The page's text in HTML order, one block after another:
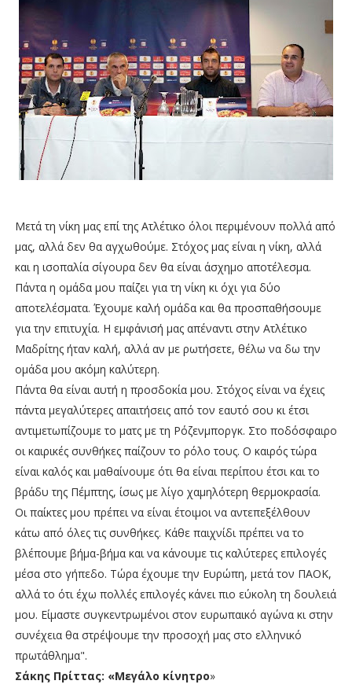
Μετά τη νίκη μας επί της Ατλέτικο όλοι περιμένουν πολλά από
μας, αλλά δεν θα αγχωθούμε. Στόχος μας είναι η νίκη, αλλά
και η ισοπαλία σίγουρα δεν θα είναι άσχημο αποτέλεσμα.
Πάντα η ομάδα μου παίζει για τη νίκη κι όχι για δύο
αποτελέσματα. Έχουμε καλή ομάδα και θα προσπαθήσουμε
για την επιτυχία. Η εμφάνισή μας απέναντι στην Ατλέτικο
Μαδρίτης ήταν καλή, αλλά αν με ρωτήσετε, θέλω να δω την
ομάδα μου ακόμη καλύτερη.
Πάντα θα είναι αυτή η προσδοκία μου. Στόχος είναι να έχεις
πάντα μεγαλύτερες απαιτήσεις από τον εαυτό σου κι έτσι
αντιμετωπίζουμε το ματς με τη Ρόζενμποργκ. Στο ποδόσφαιρο
οι καιρικές συνθήκες παίζουν το ρόλο τους. Ο καιρός τώρα
είναι καλός και μαθαίνουμε ότι θα είναι περίπου έτσι και το
βράδυ της Πέμπτης, ίσως με λίγο χαμηλότερη θερμοκρασία.
Οι παίκτες μου πρέπει να είναι έτοιμοι να αντεπεξέλθουν
κάτω από όλες τις συνθήκες. Κάθε παιχνίδι πρέπει να το
βλέπουμε βήμα-βήμα και να κάνουμε τις καλύτερες επιλογές
μέσα στο γήπεδο. Τώρα έχουμε την Ευρώπη, μετά τον ΠΑΟΚ,
αλλά το ότι έχω πολλές επιλογές κάνει πιο εύκολη τη δουλειά
μου. Είμαστε συγκεντρωμένοι στον ευρωπαικό αγώνα κι στην
συνέχεια θα στρέψουμε την προσοχή μας στο ελληνικό
πρωτάθλημα".
Σάκης Πρίττας: «Μεγάλο κίνητρο»